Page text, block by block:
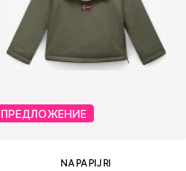
ПРЕДЛОЖЕНИЕ
NAPAPIJRI